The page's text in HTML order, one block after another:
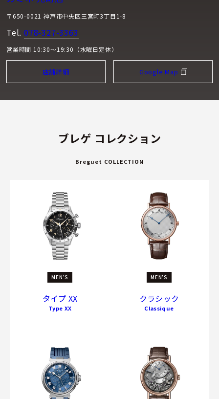
〒650-0021 神戸市中央区三宮町3丁目1-8
Tel. 078-327-3363
営業時間 10:30～19:30（水曜日定休）
店舗詳細 Google Map
ブレゲ コレクション
Breguet COLLECTION
MEN'S
タイプ XX
Type XX
MEN'S
クラシック
Classique